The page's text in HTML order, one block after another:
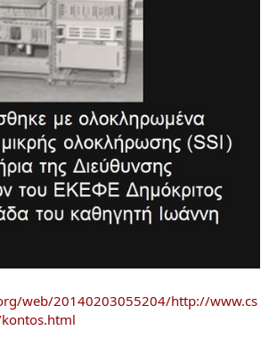
web/20140203055204/http://www.cs